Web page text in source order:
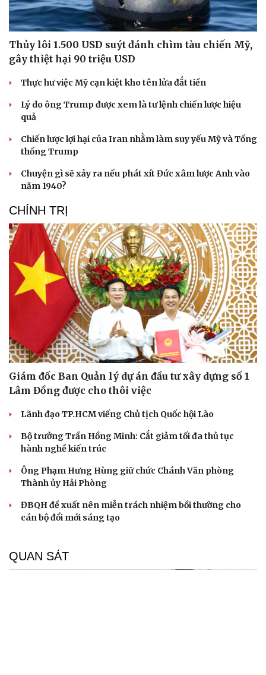
Thủy lôi 1.500 USD suýt đánh chìm tàu chiến Mỹ,
gây thiệt hại 90 triệu USD
Thực hư việc Mỹ cạn kiệt kho tên lửa đắt tiền
Lý do ông Trump được xem là tư lệnh chiến lược hiệu
quả
Chiến lược lợi hại của Iran nhằm làm suy yếu Mỹ và Tổng
thống Trump
Chuyện gì sẽ xảy ra nếu phát xít Đức xâm lược Anh vào
năm 1940?
CHÍNH TRỊ
Giám đốc Ban Quản lý dự án đầu tư xây dựng số 1
Lâm Đồng được cho thôi việc
Lãnh đạo TP.HCM viếng Chủ tịch Quốc hội Lào
Bộ trưởng Trần Hồng Minh: Cắt giảm tối đa thủ tục
hành nghề kiến trúc
Ông Phạm Hưng Hùng giữ chức Chánh Văn phòng
Thành ủy Hải Phòng
ĐBQH đề xuất nên miễn trách nhiệm bồi thường cho
cán bộ đổi mới sáng tạo
QUAN SÁT